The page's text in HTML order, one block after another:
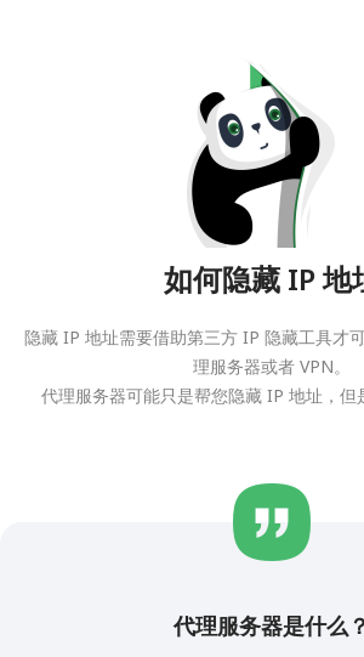
如何隐藏 IP 地
隐藏 IP 地址需要借助第三方 IP 隐藏工具才
理服务器或者 VPN。
代理服务器可能只是帮您隐藏 IP 地址，但
代理服务器是什么？